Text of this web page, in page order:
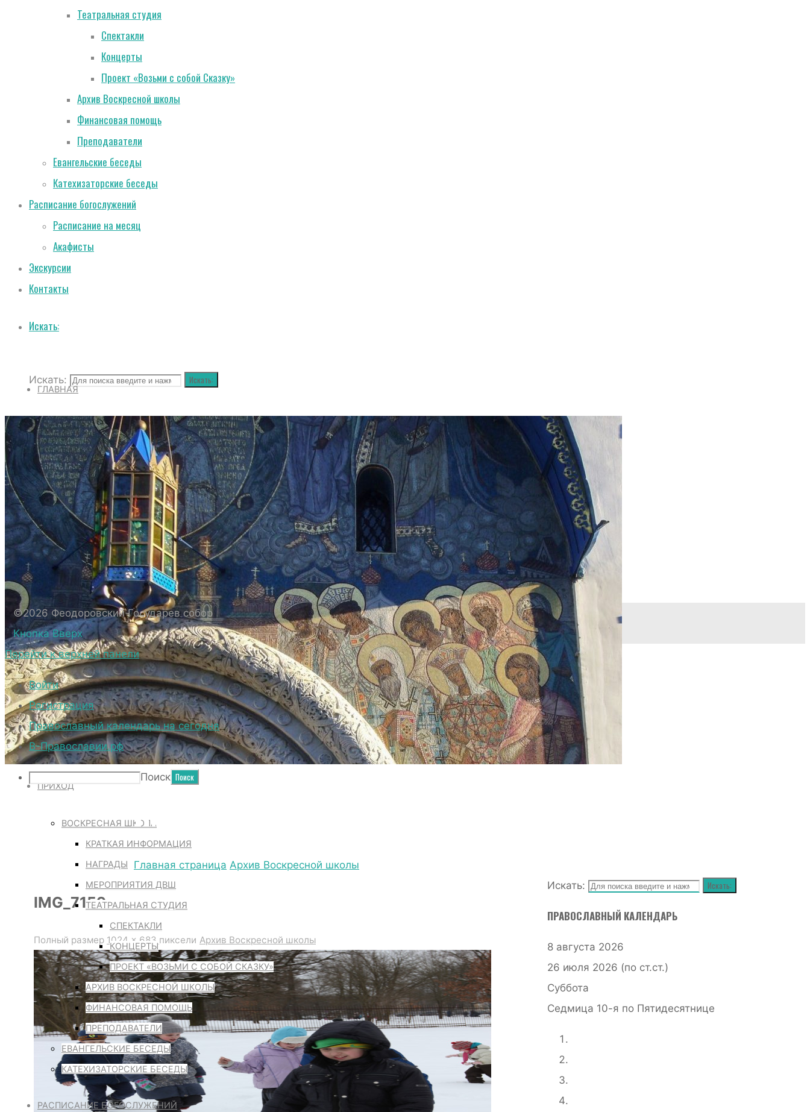
Театральная студия
Спектакли
Концерты
Проект «Возьми с собой Сказку»
Архив Воскресной школы
Финансовая помощь
Преподаватели
Евангельские беседы
Катехизаторские беседы
Расписание богослужений
Расписание на месяц
Акафисты
Экскурсии
Контакты
Искать:
Искать: Искать:
ГЛАВНАЯ
О СОБОРЕ
ИСТОРИЯ СОБОРА
ИСТОРИЯ ФЕОДОРОВСКОГО ГОСУДАРЕВА СОБОРА
ПОЛОЖЕНИЕ И ВНУТРЕННИЙ РАСПОРЯДОК СОБОРА
БИОГРАФИЧЕСКИЕ ДАННЫЕ СВЯЩЕННОСЛУЖИТЕЛЕЙ СОБОРА.
ВНЕШНИЙ ВИД
ВНЕШНИЙ ВИД СОБОРА
ВЕРХНИЙ ХРАМ ФЕОДОРОВСКОГО ГОСУДАРЕВА СОБОРА
НИЖНИЙ ХРАМ ФЕОДОРОВСКОГО ГОСУДАРЕВА СОБОРА
ТЕРРИТОРИЯ СОБОРА
ДУХОВЕНСТВО
НОВОСТИ
ПРИХОД
ВОСКРЕСНАЯ ШКОЛА
КРАТКАЯ ИНФОРМАЦИЯ
НАГРАДЫ
МЕРОПРИЯТИЯ ДВШ
ТЕАТРАЛЬНАЯ СТУДИЯ
СПЕКТАКЛИ
КОНЦЕРТЫ
ПРОЕКТ «ВОЗЬМИ С СОБОЙ СКАЗКУ»
АРХИВ ВОСКРЕСНОЙ ШКОЛЫ
ФИНАНСОВАЯ ПОМОЩЬ
ПРЕПОДАВАТЕЛИ
ЕВАНГЕЛЬСКИЕ БЕСЕДЫ
КАТЕХИЗАТОРСКИЕ БЕСЕДЫ
РАСПИСАНИЕ БОГОСЛУЖЕНИЙ
IMG_7159
Главная страница Архив Воскресной школы
IMG_7159
Полный размер 1024 × 683пиксели Архив Воскресной школы
Искать: Искать:
ПРАВОСЛАВНЫЙ КАЛЕНДАРЬ
8 августа 2026
26 июля 2026 (по ст.ст.)
Суббота
Седмица 10-я по Пятидесятнице
©2026 Феодоровский Государев собор
Кнопка Вверх
Перейти к верхней панели
Войти
Регистрация
Православный календарь на сегодня
В-Православии.рф
Поиск